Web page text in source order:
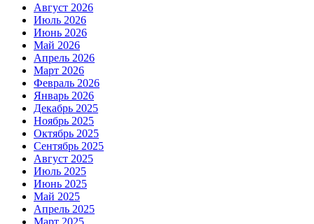
Август 2026
Июль 2026
Июнь 2026
Май 2026
Апрель 2026
Март 2026
Февраль 2026
Январь 2026
Декабрь 2025
Ноябрь 2025
Октябрь 2025
Сентябрь 2025
Август 2025
Июль 2025
Июнь 2025
Май 2025
Апрель 2025
Март 2025